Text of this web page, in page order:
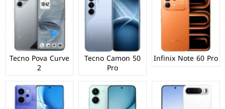
Infinix Note 60 Pro
Tecno Camon 50
Pro
Tecno Pova Curve
2